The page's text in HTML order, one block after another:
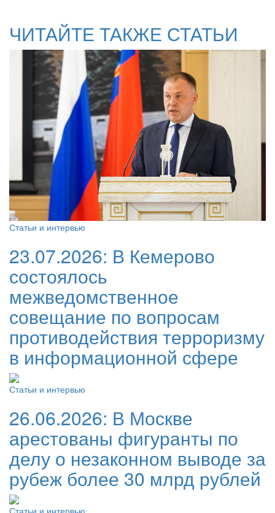
ЧИТАЙТЕ ТАКЖЕ СТАТЬИ
Статьи и интервью
23.07.2026: В Кемерово
состоялось
межведомственное
совещание по вопросам
противодействия терроризму
в информационной сфере
Статьи и интервью
26.06.2026: В Москве
арестованы фигуранты по
делу о незаконном выводе за
рубеж более 30 млрд рублей
Статьи и интервью